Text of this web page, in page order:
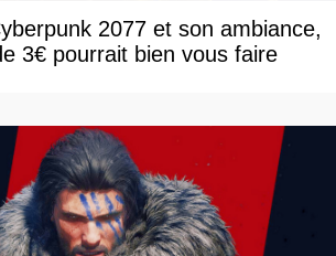
2077 et son ambiance,
3€ pourrait bien vous faire